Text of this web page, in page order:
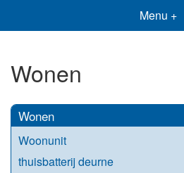
Menu +
Wonen
Wonen
Woonunit
thuisbatterij deurne